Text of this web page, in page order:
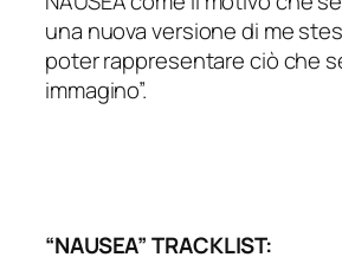
una nuova versione di me
poter rappresentare ciò che
immagino”.
“NAUSEA” TRACKLIST: